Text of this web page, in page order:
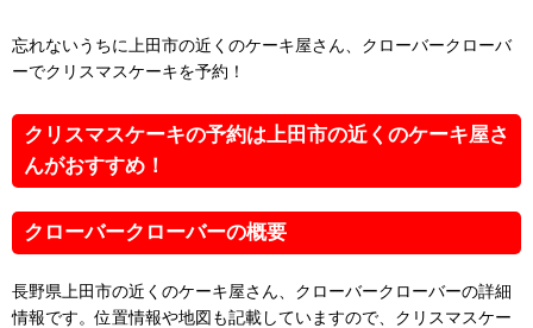
忘れないうちに上田市の近くのケーキ屋さん、クローバークローバ
ーでクリスマスケーキを予約！
クリスマスケーキの予約は上田市の近くのケーキ屋さ
んがおすすめ！
クローバークローバーの概要
長野県上田市の近くのケーキ屋さん、クローバークローバーの詳細
情報です。位置情報や地図も記載していますので、クリスマスケー